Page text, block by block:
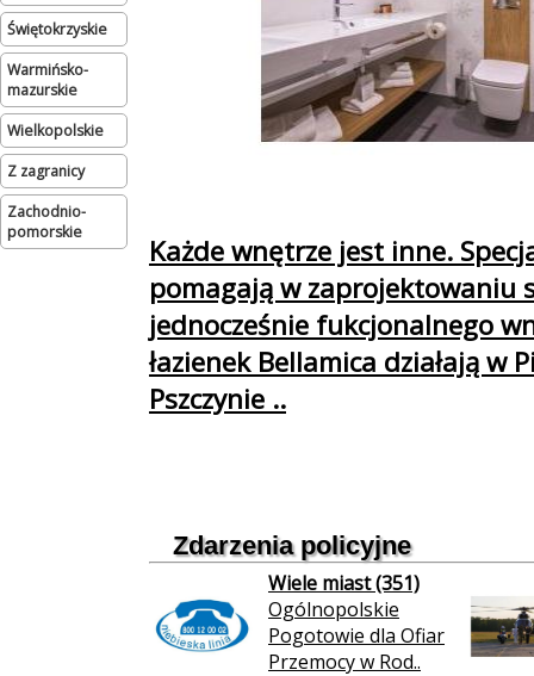
świętokrzyskie
warmińsko-
mazurskie
wielkopolskie
Z zagranicy
zachodnio-
pomorskie
Każde wnętrze jest inne.
pomagają w zaprojektowaniu
jednocześnie fukcjonalnego
łazienek Bellamica działają w
Pszczynie ..
Zdarzenia policyjne
Wiele miast (351)
Ogólnopolskie
Pogotowie dla Ofiar
Przemocy w Rod..